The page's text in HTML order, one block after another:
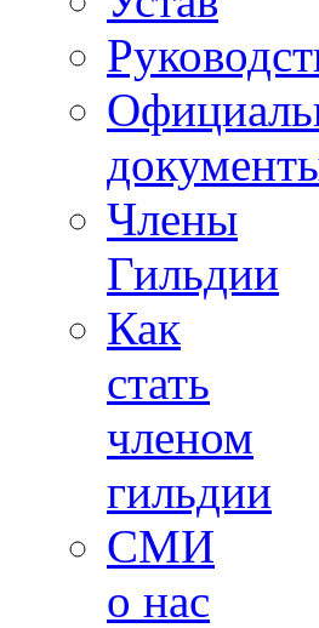
Члены
Гильдии
Как
стать
членом
гильдии
СМИ
о нас